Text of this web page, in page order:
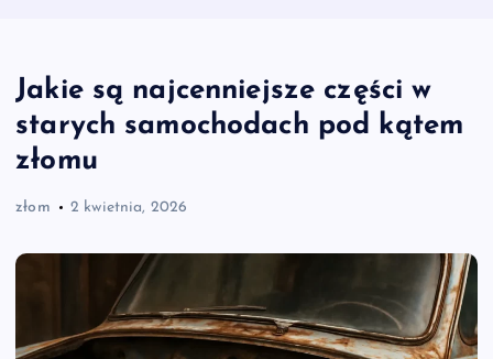
Jakie są najcenniejsze części w
starych samochodach pod kątem
złomu
złom 2 kwietnia, 2026